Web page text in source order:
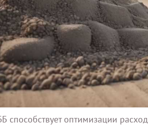
способствует оптимизации